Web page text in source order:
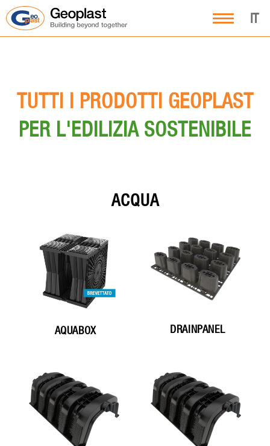
IT
TUTTI I PRODOTTI GEOPLAST
PER L'EDILIZIA SOSTENIBILE
ACQUA
AQUABOX DRAINPANEL